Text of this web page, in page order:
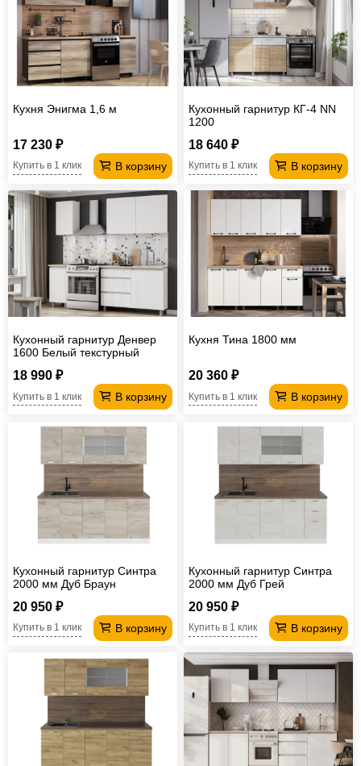
Кухня Энигма 1,6 м
17 230 ₽
В корзину
Купить в 1 клик
Кухонный гарнитур КГ-4 NN
1200
18 640 ₽
В корзину
Купить в 1 клик
Кухонный гарнитур Денвер
1600 Белый текстурный
18 990 ₽
В корзину
Купить в 1 клик
Кухня Тина 1800 мм
20 360 ₽
В корзину
Купить в 1 клик
Кухонный гарнитур Синтра
2000 мм Дуб Браун
20 950 ₽
В корзину
Купить в 1 клик
Кухонный гарнитур Синтра
2000 мм Дуб Грей
20 950 ₽
В корзину
Купить в 1 клик